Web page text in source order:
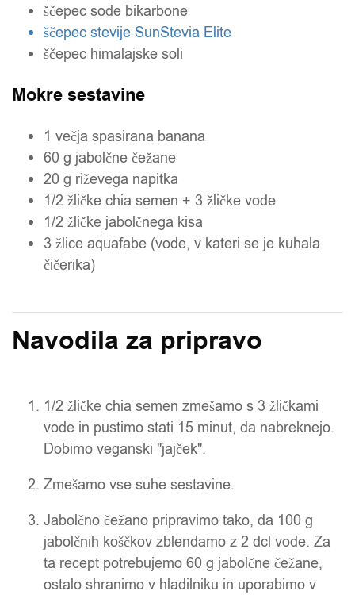
ščepec sode bikarbone
ščepec stevije SunStevia Elite
ščepec himalajske soli
Mokre sestavine
1 večja spasirana banana
60 g jabolčne čežane
20 g riževega napitka
1/2 žličke chia semen + 3 žličke vode
1/2 žličke jabolčnega kisa
3 žlice aquafabe (vode, v kateri se je kuhala
čičerika)
Navodila za pripravo
1/2 žličke chia semen zmešamo s 3 žličkami
vode in pustimo stati 15 minut, da nabreknejo.
Dobimo veganski "jajček".
Zmešamo vse suhe sestavine.
Jabolčno čežano pripravimo tako, da 100 g
jabolčnih koščkov zblendamo z 2 dcl vode. Za
ta recept potrebujemo 60 g jabolčne čežane,
ostalo shranimo v hladilniku in uporabimo v